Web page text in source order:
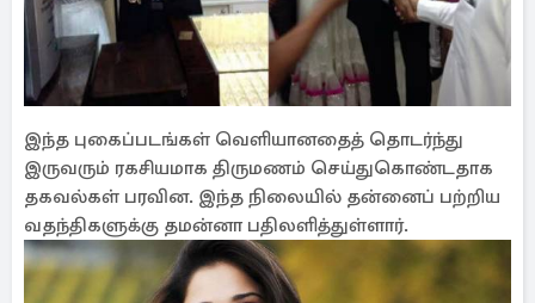
இந்த புகைப்படங்கள் வெளியானதைத் தொடர்ந்து
இருவரும் ரகசியமாக திருமணம் செய்துகொண்டதாக
தகவல்கள் பரவின. இந்த நிலையில் தன்னைப் பற்றிய
வதந்திகளுக்கு தமன்னா பதிலளித்துள்ளார்.